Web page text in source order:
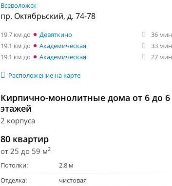
Всеволожск
пр. Октябрьский, д. 74-78
19.7 км Девяткино
36 мин
19.1 км
Академическая
33 мин
19.1 км
Академическая 27 мин
Расположение на карте
Кирпично-монолитные дома от 6 до 6
этажей
2 корпуса
80 квартир
от 25 до 59 м2
Потолки:
2.8 м
Отделка:
чистовая